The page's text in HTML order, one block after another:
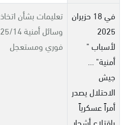
في 18 حزيران
2025
لأسباب "
أمنية" ...
جيش
الاحتلال يصدر
أمراً عسكرياً
باقتلاع أشجار
تعليمات بشأن اتخاذ
فوري ومستعجل